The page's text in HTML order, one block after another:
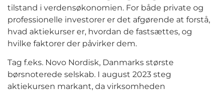
tilstand i verdensøkonomien. For både private og
professionelle investorer er det afgørende at forstå,
hvad aktiekurser er, hvordan de fastsættes, og
hvilke faktorer der påvirker dem.
Tag f.eks. Novo Nordisk, Danmarks største
børsnoterede selskab. I august 2023 steg
aktiekursen markant, da virksomheden